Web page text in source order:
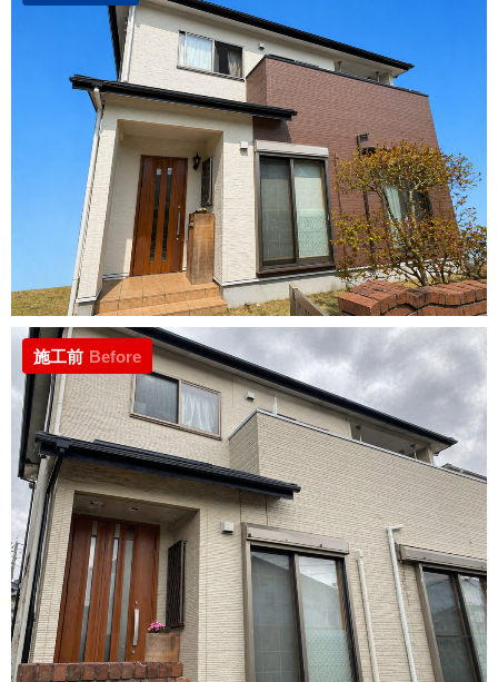
施工前 Before